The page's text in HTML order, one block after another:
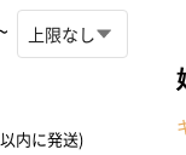
内に発送)